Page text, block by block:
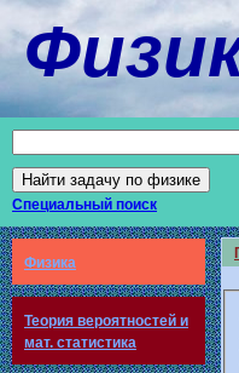
Специальный поиск
Физика
Теория вероятностей и
мат. статистика